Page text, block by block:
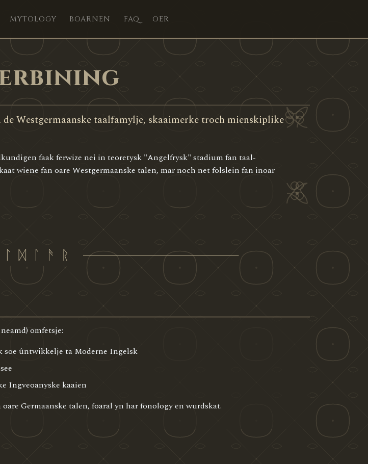
MYTOLOGY BOARNEN FAQ OER
Westgermaanske taalfamylje, skaaimerke troch mienskiplike
faak ferwize nei in teoretysk "Angelfrysk" stadium fan taal-
wiene fan oare Westgermaanske talen, mar noch net folslein fan inoar
omfetsje:
soe ûntwikkelje ta Moderne Ingelsk
Ingveoanyske kaaien
Germaanske talen, foaral yn har fonology en wurdskat.